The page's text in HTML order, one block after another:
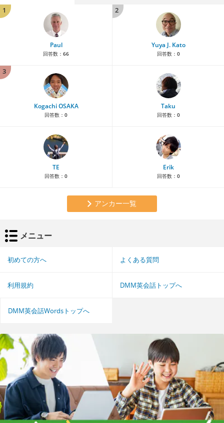
1
Paul
回答数： 66
2
Yuya J. Kato
回答数： 0
3
Kogachi OSAKA
回答数： 0
Taku
回答数： 0
TE
回答数： 0
Erik
回答数： 0
アンカー一覧
メニュー
初めての方へ よくある質問
利用規約 DMM英会話トップへ
DMM英会話Wordsトップへ